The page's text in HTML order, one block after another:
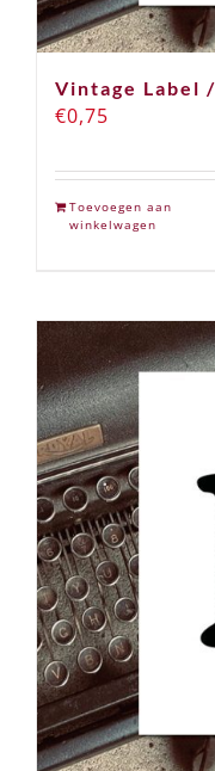
Vintage Label
€0,75
Toevoegen aan
winkelwagen